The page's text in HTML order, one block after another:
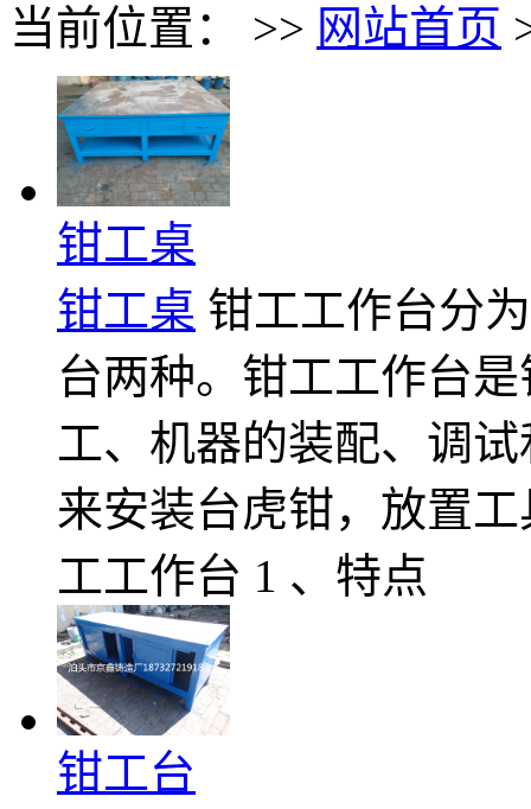
当前位置： >> 网站首页
钳工桌
钳工桌 钳工工作台分
台两种。钳工工作台
工、机器的装配、调
来安装台虎钳，放置
工工作台 1 、特点
钳工台